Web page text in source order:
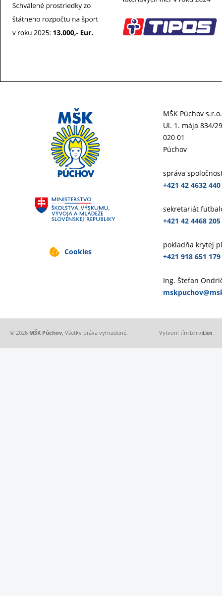
Cookies
MŠK Púchov s.r.o.
Ul. 1. mája 834/29
020 01
Púchov
správa
+421 42 4632 440
sekretariát
+421 42 4468 205
pokladňa krytej
+421 918 651 179
Ing. Štefan
© 2026 MŠK Púchov , Všetky práva vyhradené. Vytvoril tím